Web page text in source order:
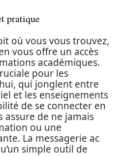
pratique
où vous vous trouvez,
vous offre un accès
académiques.
pour les
qui jonglent entre
et les enseignements
de se connecter en
de ne jamais
ou une
La messagerie ac
simple outil de